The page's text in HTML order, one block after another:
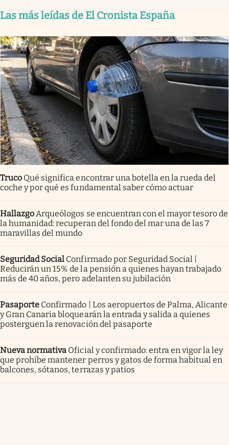
Las más leídas de El Cronista España
Truco Qué significa encontrar una botella en la rueda del
coche y por qué es fundamental saber cómo actuar
Hallazgo Arqueólogos se encuentran con el mayor tesoro de
la humanidad: recuperan del fondo del mar una de las 7
maravillas del mundo
Seguridad Social Confirmado por Seguridad Social |
Reducirán un 15% de la pensión a quienes hayan trabajado
más de 40 años, pero adelanten su jubilación
Pasaporte Confirmado | Los aeropuertos de Palma, Alicante
y Gran Canaria bloquearán la entrada y salida a quienes
posterguen la renovación del pasaporte
Nueva normativa Oficial y confirmado: entra en vigor la ley
que prohíbe mantener perros y gatos de forma habitual en
balcones, sótanos, terrazas y patios